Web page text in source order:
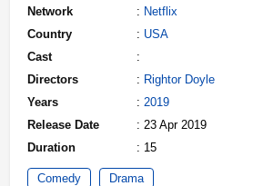
Network
: Netflix
Country
: USA
Cast
:
Directors
: Rightor Doyle
Years
: 2019
Release Date
: 23 Apr 2019
Duration
: 15
Comedy Drama